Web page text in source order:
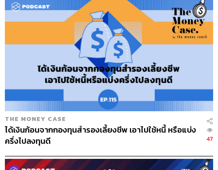
และการขายบ้านไปไม่ได้หมายความว่าเราจะซื้อกลับมาไม่
ได้ วันหนึ่งเราอาจมีบ้านที่ใหญ่และสวยงามกว่าเดิมก็ได้ โค้ช
เองก็เคยผ่านประสบการณ์นี้ ตอนนั้นธนาคารแนะนำให้ขาย
บ้านทิ้ง เพราะส่งมาเกือบ 8 ปีแล้ว เงินต้นลดลงไปพอสมควร
แถมทุกวันนี้บ้านที่เคยซื้อมาราคาก็สูงขึ้น เพราะรอบบ้าน
เจริญเติบโตหมด โค้ชตัดสินใจกันอยู่นานว่าจะขายแล้วเอา
เงินส่วนต่างมาใช้หนี้ดีไหม จนสุดท้ายต้องมาตั้งคำถามกันว่า
บ้านคืออะไร จนแม่ของโค้ชพูดขึ้นมาว่า “บ้านคือที่ที่เราอยู่
พร้อมหน้าพร้อมตากันทั้งครอบครัว” เพราะฉะนั้นมันอาจจะ
ไม่ใช่บ้านหลังนี้ ไม่ใช่หลังที่เรากู้ซื้อ แต่อาจเป็นหลังที่เช่าอยู่
ก็ได้ แต่ทุกคนอยู่กันพร้อมหน้า นั่นต่างหากที่เป็นบ้านของเรา
พอคิดได้อย่างนี้ทุกอย่างก็จบ เพราะแค่พ่อ แม่ ลูก อยู่ด้วยกัน
ไม่ว่าอยู่ที่ไหนก็คือบ้าน สุดท้ายก็ตัดสินใจขายบ้านมาเคลียร์
หนี้
THE MONEY CASE
ได้เงินก้อนจากกองทุนสำรองเลี้ยงชีพ เอาไปใช้หนี้ หรือแบ่ง
ครึ่งไปลงทุนดี
47